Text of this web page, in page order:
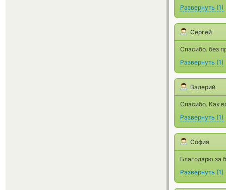
Развернуть (1)
Сергей
Спасибо. без
Развернуть (1)
Валерий
Спасибо. Как
Развернуть (1)
София
Благодарю за
Развернуть (1)